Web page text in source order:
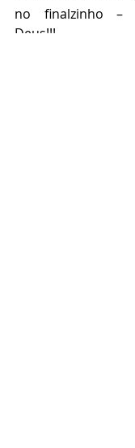
no finalzinho –
Deus!!!